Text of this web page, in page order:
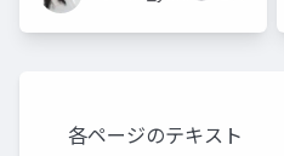
各ページのテキスト